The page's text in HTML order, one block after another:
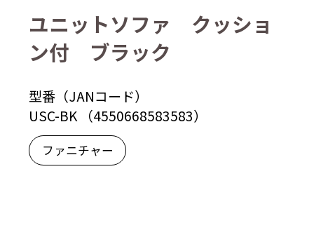
ユニットソファ クッショ
ン付 ブラック
型番（JANコード）
USC-BK （4550668583583）
ファニチャー